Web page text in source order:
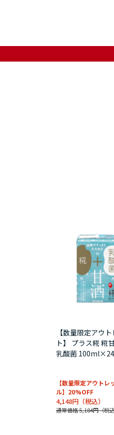
【数量限定アウト
ト】 プラス糀 糀
乳酸菌
【数量限定アウトレ
ル】20%OFF
4,148円
通常価格 5,184円